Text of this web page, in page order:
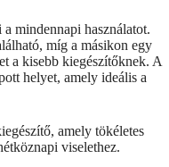
mindennapi használatot.
míg a másikon egy
a kisebb kiegészítőknek. A
helyet, amely ideális a
amely tökéletes
viselethez.